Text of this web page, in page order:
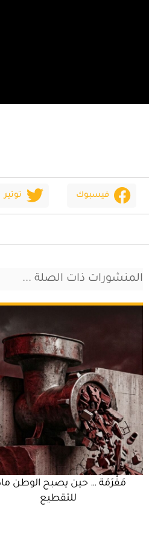
فيسبوك توتير
المنشورات ذات الصلة ...
مَفْرَمَة … حين يصبح الوطن
للتقطيع